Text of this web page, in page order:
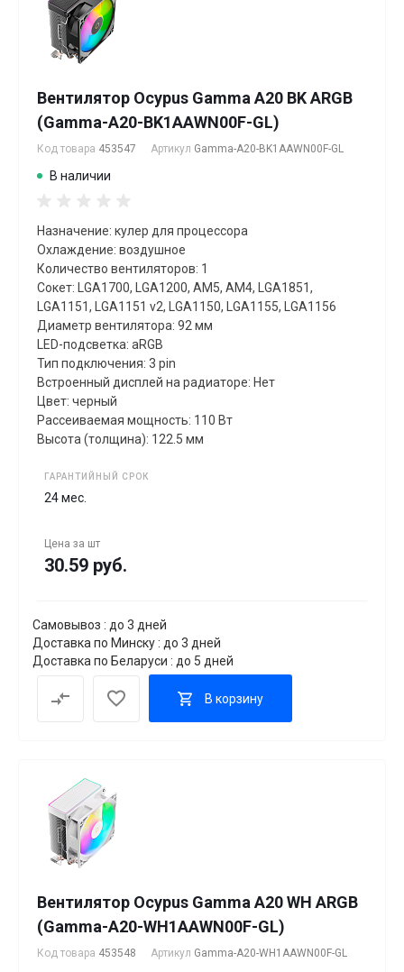
Вентилятор Ocypus Gamma A20 BK ARGB
(Gamma-A20-BK1AAWN00F-GL)
Код товара 453547 Артикул Gamma-A20-BK1AAWN00F-GL
В наличии
Назначение: кулер для процессора
Охлаждение: воздушное
Количество вентиляторов: 1
Сокет: LGA1700, LGA1200, AM5, AM4, LGA1851,
LGA1151, LGA1151 v2, LGA1150, LGA1155, LGA1156
Диаметр вентилятора: 92 мм
LED-подсветка: aRGB
Тип подключения: 3 pin
Встроенный дисплей на радиаторе: Нет
Цвет: черный
Рассеиваемая мощность: 110 Вт
Высота (толщина): 122.5 мм
ГАРАНТИЙНЫЙ СРОК
24 мес.
Цена за шт
30.59 руб.
Самовывоз : до 3 дней
Доставка по Минску : до 3 дней
Доставка по Беларуси : до 5 дней
В корзину
Вентилятор Ocypus Gamma A20 WH ARGB
(Gamma-A20-WH1AAWN00F-GL)
Код товара 453548 Артикул Gamma-A20-WH1AAWN00F-GL